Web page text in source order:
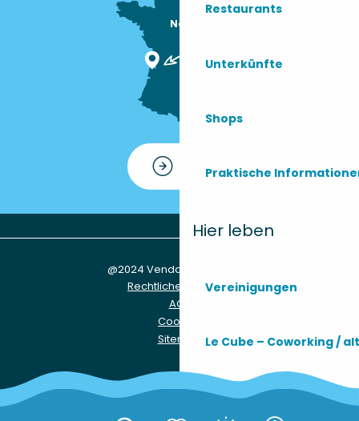
Restaurants
Unterkünfte
Shops
Praktische
Hier leben
Vereinigungen
Le Cube – Coworking /
Praktische Infos
Nous sommes
Kontakt
@2024 Vendays-Montalivet
Rechtliche Hinweise
AGB
Cookies
Sitemap